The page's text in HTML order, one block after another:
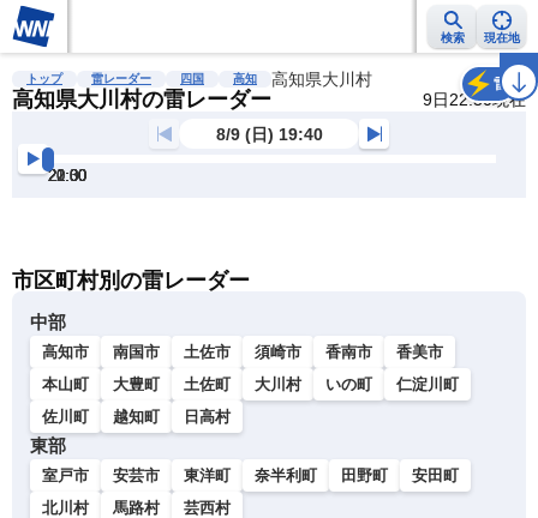
検索 現在地
雨雲レーダー 台風情報 地震情報 警報・注意報 2週間天気 ラ
トップ 雷レーダー 四国 高知 高知県大川村
高知県大川村の雷レーダー 9日22:30現在
雷
8/9 (日) 19:40
20:00
20:30
21:00
21:30
22:00
22:30
市区町村別の雷レーダー
中部
高知市 南国市 土佐市 須崎市 香南市
香美市
本山町
大豊町 土佐町 大川村 いの町
仁淀川町
佐川町
越知町 日高村
東部
室戸市 安芸市 東洋町 奈半利町 田野町
安田町
北川村
馬路村 芸西村